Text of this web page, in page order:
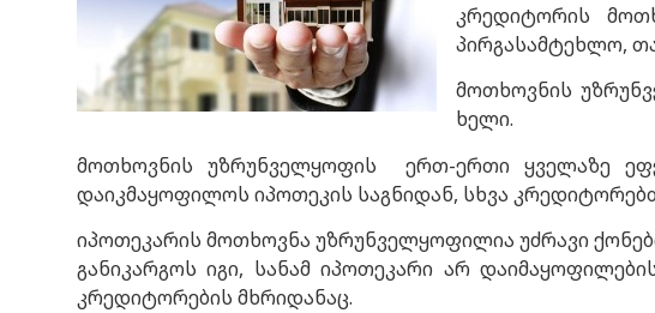
კრედიტორის
პირგასამტეხლო,
მოთხოვნის
ხელი.
მოთხოვნის უზრუნველყოფის ერთ-ერთი ყველაზე
დაიკმაყოფილოს იპოთეკის საგნიდან, სხვა
იპოთეკარის მოთხოვნა უზრუნველყოფილია უძრავი
განიკარგოს იგი, სანამ იპოთეკარი არ
კრედიტორების მხრიდანაც.